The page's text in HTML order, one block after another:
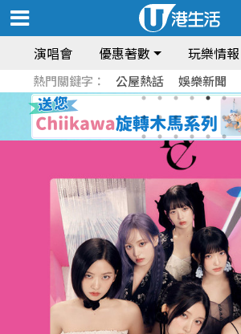
演唱會 優惠著數 玩樂情報
熱門關鍵字： 公屋熱話 娛樂新聞